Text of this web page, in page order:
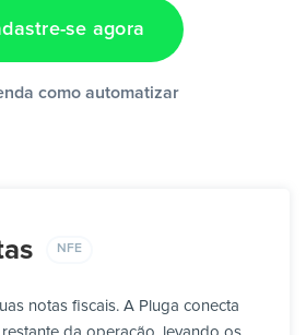
se agora
como automatizar
NFE
notas fiscais. A Pluga conecta